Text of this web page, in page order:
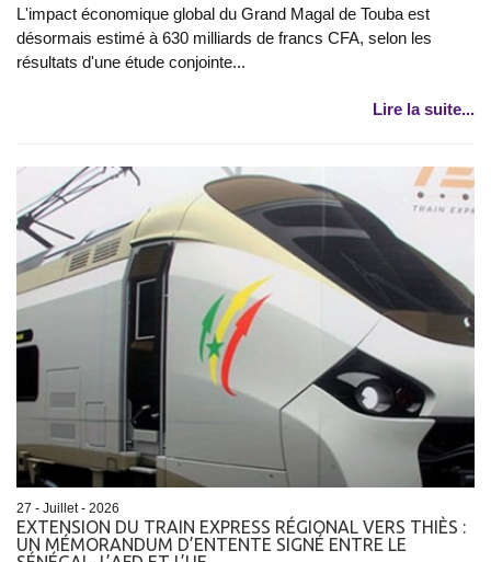
L'impact économique global du Grand Magal de Touba est
désormais estimé à 630 milliards de francs CFA, selon les
résultats d'une étude conjointe...
Lire la suite...
27 - Juillet - 2026
EXTENSION DU TRAIN EXPRESS RÉGIONAL VERS THIÈS :
UN MÉMORANDUM D’ENTENTE SIGNÉ ENTRE LE